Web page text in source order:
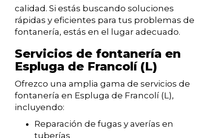
calidad. Si estás buscando soluciones
rápidas y eficientes para tus problemas de
fontanería, estás en el lugar adecuado.
Servicios de fontanería en
Espluga de Francolí (L)
Ofrezco una amplia gama de servicios de
fontanería en Espluga de Francolí (L),
incluyendo:
Reparación de fugas y averías en
tuberías